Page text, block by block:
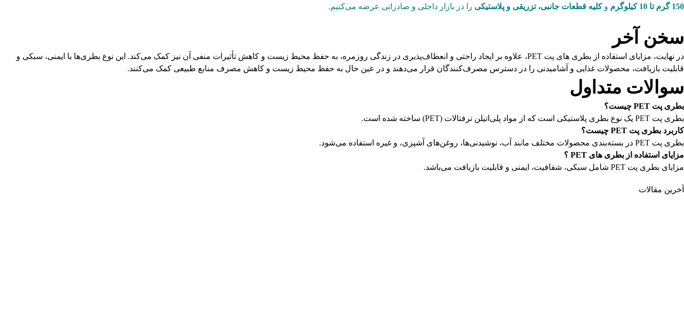
150 گرم تا 10 کیلوگرم
وکلیه قطعات جانبی، تزریقی و پلاستیکی را در بازار داخلی و صادراتی عرضه می‌کنیم.
سخن آخر
در نهایت، مزایای استفاده از بطری های پت PET، علاوه بر ایجاد راحتی و انعطاف‌پذیری در زندگی روزمره، به حفظ محیط زیست و کاهش تأثیرات منفی آن نیز کمک می‌کند. این نوع بطری‌ها با ایمنی، سبکی و
قابلیت بازیافت، محصولات غذایی و آشامیدنی را در دسترس مصرف‌کنندگان قرار می‌دهند و در عین حال به حفظ محیط زیست و کاهش مصرف منابع طبیعی کمک می‌کنند.
سوالات متداول
بطری پت PET چیست؟
بطری پت PET یک نوع بطری پلاستیکی است که از مواد پلی‌اتیلن ترفتالات (PET) ساخته شده است.
کاربرد بطری پت PET چیست؟
بطری پت PET در بسته‌بندی محصولات مختلف مانند آب، نوشیدنی‌ها، روغن‌های آشپزی، و غیره استفاده می‌شود.
مزایای استفاده از بطری های PET ؟
مزایای بطری پت PET شامل سبکی، شفافیت، ایمنی و قابلیت بازیافت می‌باشد.
آخرین مقالات